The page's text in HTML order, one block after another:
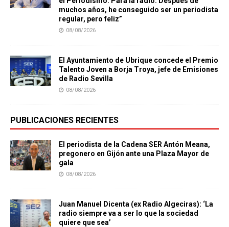
muchos años, he conseguido ser un periodista
regular, pero feliz”
08/08/2026
El Ayuntamiento de Ubrique concede el Premio
Talento Joven a Borja Troya, jefe de Emisiones
de Radio Sevilla
08/08/2026
PUBLICACIONES RECIENTES
El periodista de la Cadena SER Antón Meana,
pregonero en Gijón ante una Plaza Mayor de
gala
08/08/2026
Juan Manuel Dicenta (ex Radio Algeciras): ‘La
radio siempre va a ser lo que la sociedad
quiere que sea’